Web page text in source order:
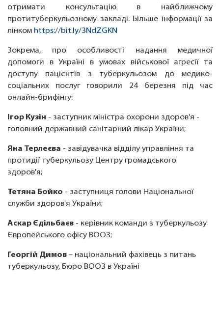
отримати консультацію в найближчому
протитуберкульозному закладі. Більше інформації за
лінком https://bit.ly/3NdZGKN
Зокрема, про особливості надання медичної
допомоги в Україні в умовах військової агресії та
доступу пацієнтів з туберкульозом до медико-
соціальних послуг говорили 24 березня під час
онлайн-брифінгу:
Ігор Кузін - заступник міністра охорони здоров'я -
головний державний санітарний лікар України;
Яна Терлеєва - завідувачка відділу управління та
протидії туберкульозу Центру громадського
здоров'я;
Тетяна Бойко - заступниця голови Національної
служби здоров'я України;
Аскар Єдільбаєв - керівник команди з туберкульозу
Європейського офісу ВООЗ;
Георгій Димов – національний фахівець з питань
туберкульозу, Бюро ВООЗ в Україні